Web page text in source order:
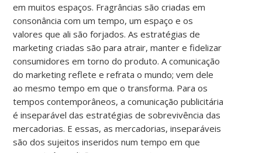
em muitos espaços. Fragrâncias são criadas em
consonância com um tempo, um espaço e os
valores que ali são forjados. As estratégias de
marketing criadas são para atrair, manter e fidelizar
consumidores em torno do produto. A comunicação
do marketing reflete e refrata o mundo; vem dele
ao mesmo tempo em que o transforma. Para os
tempos contemporâneos, a comunicação publicitária
é inseparável das estratégias de sobrevivência das
mercadorias. E essas, as mercadorias, inseparáveis
são dos sujeitos inseridos num tempo em que